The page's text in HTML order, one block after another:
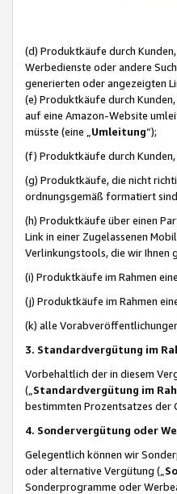
(d) Produktkäufe durch
Werbedienste oder andere
generierten oder angezeigten
(e) Produktkäufe durch
auf eine Amazon-Website
müsste (eine „ Umleitung“);
(f) Produktkäufe durch
(g) Produktkäufe, die nicht
ordnungsgemäß formatiert
(h) Produktkäufe über einen
Link in einer Zugelassenen
Verlinkungstools, die wir Ihnen
(i) Produktkäufe im Rahmen
(j) Produktkäufe im Rahmen
(k) alle
3. Standardvergütung im
Vorbehaltlich der in diesem
(„ Standardvergütung im
bestimmten Prozentsatzes der
4. Sondervergütung oder
Gelegentlich können wir
oder alternative Vergütung („
Sonderprogramme oder